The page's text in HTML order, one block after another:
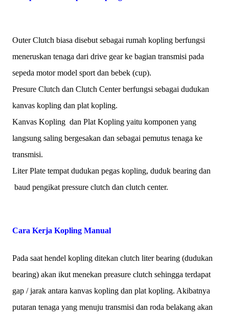
Outer Clutch biasa disebut sebagai rumah kopling berfungsi
meneruskan tenaga dari drive gear ke bagian transmisi pada
sepeda motor model sport dan bebek (cup).
Presure Clutch dan Clutch Center berfungsi sebagai dudukan
kanvas kopling dan plat kopling.
Kanvas Kopling dan Plat Kopling yaitu komponen yang
langsung saling bergesakan dan sebagai pemutus tenaga ke
transmisi.
Liter Plate tempat dudukan pegas kopling, duduk bearing dan
baud pengikat pressure clutch dan clutch center.
Cara Kerja Kopling Manual
Pada saat hendel kopling ditekan clutch liter bearing (dudukan
bearing) akan ikut menekan preasure clutch sehingga terdapat
gap / jarak antara kanvas kopling dan plat kopling. Akibatnya
putaran tenaga yang menuju transmisi dan roda belakang akan